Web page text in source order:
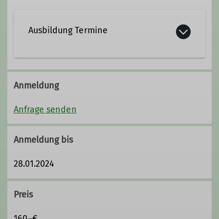
Ausbildung Termine
Anmeldung
Anfrage senden
Anmeldung bis
28.01.2024
Preis